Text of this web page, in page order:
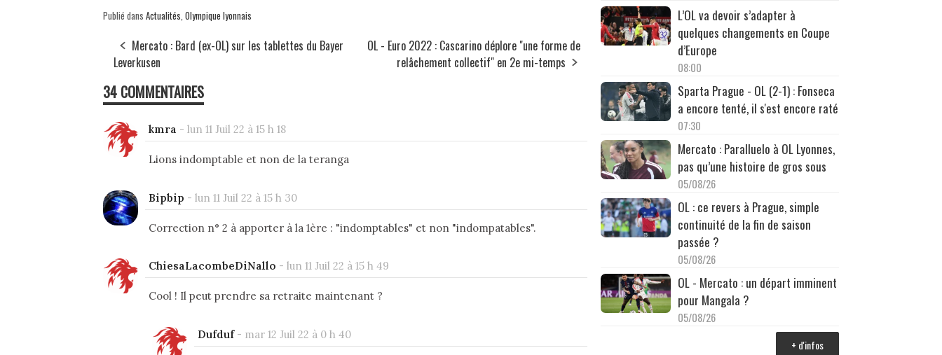
Publié dans Actualités, Olympique lyonnais
Mercato : Bard (ex-OL) sur les tablettes du Bayer
Leverkusen
OL - Euro 2022 : Cascarino déplore "une forme de
relâchement collectif" en 2e mi-temps
34 COMMENTAIRES
kmra - lun 11 Juil 22 à 15 h 18
Lions indomptable et non de la teranga
Bipbip - lun 11 Juil 22 à 15 h 30
Correction n° 2 à apporter à la 1ère : "indomptables" et non "indompatables".
ChiesaLacombeDiNallo - lun 11 Juil 22 à 15 h 49
Cool ! Il peut prendre sa retraite maintenant ?
Dufduf- mar 12 Juil 22 à 0 h 40
L’OL va devoir s’adapter à
quelques changements en Coupe
d’Europe
08:00
Sparta Prague - OL (2-1) : Fonseca
a encore tenté, il s'est encore raté
07:30
Mercato : Paralluelo à OL Lyonnes,
pas qu’une histoire de gros sous
05/08/26
OL : ce revers à Prague, simple
continuité de la fin de saison
passée ?
05/08/26
OL - Mercato : un départ imminent
pour Mangala ?
05/08/26
+ d'infos